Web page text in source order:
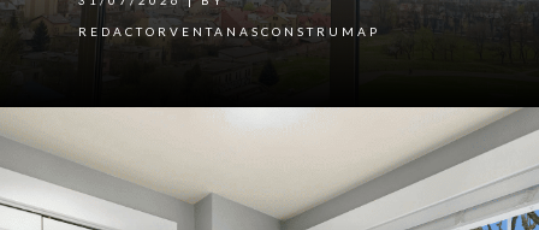
REDACTORVENTANASCONSTRUMAP